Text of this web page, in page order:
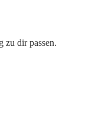
zu dir passen.